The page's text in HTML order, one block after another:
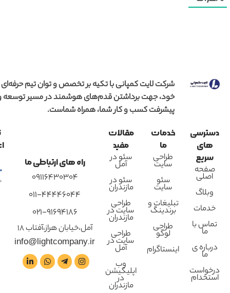
شرکت لایت کمپانی با تکیه بر تخصص و توان تیم حرفه‌ای
خود، جهت برداشتن قدم‌های هوشمند در مسیر توسعه
پیشرفت کسب و کار شما، همراه شماست.
دسترسی
های
سریع
صفحه
اصلی
وبلاگ
خدمات
تماس با
ما
درباره ی
ما
درخواست
استخدام
خدمات
ما
طراحی
سایت
سئو
سایت
تبلیغات و
برندینگ
طراحی
لوگو
اینستاگرام
مقالات
مفید
سئو در
آمل
سئو در
مازندران
طراحی
سایت در
مازندران
طراحی
سایت در
آمل
وب
اپلیکیشن
در
مازندران
راه های ارتباطی ما
09116430304
011-44446044
021-91694186
آمل،خیابان هراز،آفتاب 18
info@lightcompany.ir